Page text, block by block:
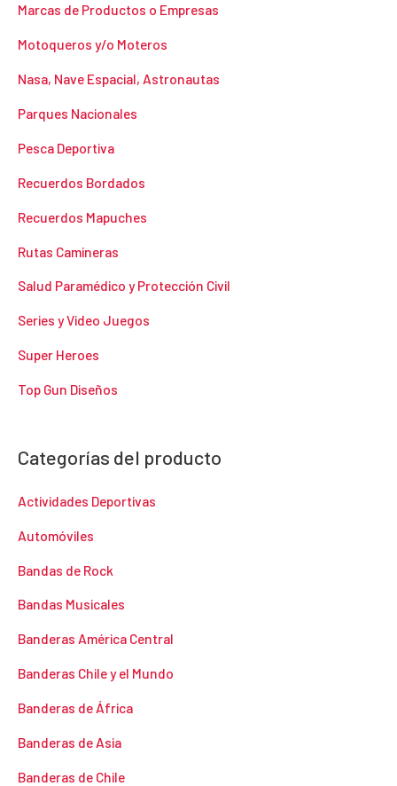
Marcas de Productos o Empresas
Motoqueros y/o Moteros
Nasa, Nave Espacial, Astronautas
Parques Nacionales
Pesca Deportiva
Recuerdos Bordados
Recuerdos Mapuches
Rutas Camineras
Salud Paramédico y Protección Civil
Series y Video Juegos
Super Heroes
Top Gun Diseños
Categorías del producto
Actividades Deportivas
Automóviles
Bandas de Rock
Bandas Musicales
Banderas América Central
Banderas Chile y el Mundo
Banderas de África
Banderas de Asia
Banderas de Chile